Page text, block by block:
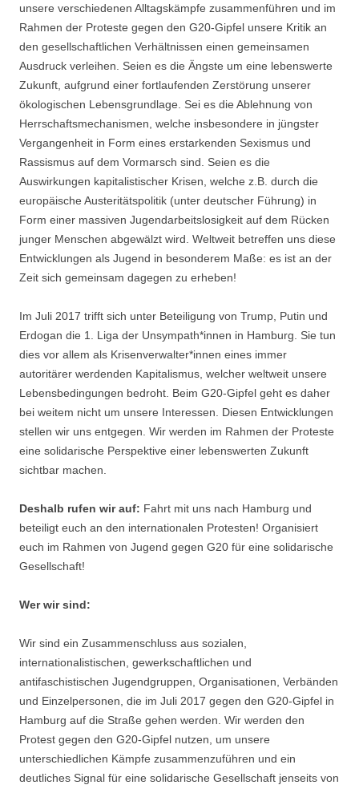
unsere verschiedenen Alltagskämpfe zusammenführen und im
Rahmen der Proteste gegen den G20-Gipfel unsere Kritik an
den gesellschaftlichen Verhältnissen einen gemeinsamen
Ausdruck verleihen. Seien es die Ängste um eine lebenswerte
Zukunft, aufgrund einer fortlaufenden Zerstörung unserer
ökologischen Lebensgrundlage. Sei es die Ablehnung von
Herrschaftsmechanismen, welche insbesondere in jüngster
Vergangenheit in Form eines erstarkenden Sexismus und
Rassismus auf dem Vormarsch sind. Seien es die
Auswirkungen kapitalistischer Krisen, welche z.B. durch die
europäische Austeritätspolitik (unter deutscher Führung) in
Form einer massiven Jugendarbeitslosigkeit auf dem Rücken
junger Menschen abgewälzt wird. Weltweit betreffen uns diese
Entwicklungen als Jugend in besonderem Maße: es ist an der
Zeit sich gemeinsam dagegen zu erheben!
Im Juli 2017 trifft sich unter Beteiligung von Trump, Putin und
Erdogan die 1. Liga der Unsympath*innen in Hamburg. Sie tun
dies vor allem als Krisenverwalter*innen eines immer
autoritärer werdenden Kapitalismus, welcher weltweit unsere
Lebensbedingungen bedroht. Beim G20-Gipfel geht es daher
bei weitem nicht um unsere Interessen. Diesen Entwicklungen
stellen wir uns entgegen. Wir werden im Rahmen der Proteste
eine solidarische Perspektive einer lebenswerten Zukunft
sichtbar machen.
Deshalb rufen wir auf: Fahrt mit uns nach Hamburg und
beteiligt euch an den internationalen Protesten! Organisiert
euch im Rahmen von Jugend gegen G20 für eine solidarische
Gesellschaft!
Wer wir sind:
Wir sind ein Zusammenschluss aus sozialen,
internationalistischen, gewerkschaftlichen und
antifaschistischen Jugendgruppen, Organisationen, Verbänden
und Einzelpersonen, die im Juli 2017 gegen den G20-Gipfel in
Hamburg auf die Straße gehen werden. Wir werden den
Protest gegen den G20-Gipfel nutzen, um unsere
unterschiedlichen Kämpfe zusammenzuführen und ein
deutliches Signal für eine solidarische Gesellschaft jenseits von